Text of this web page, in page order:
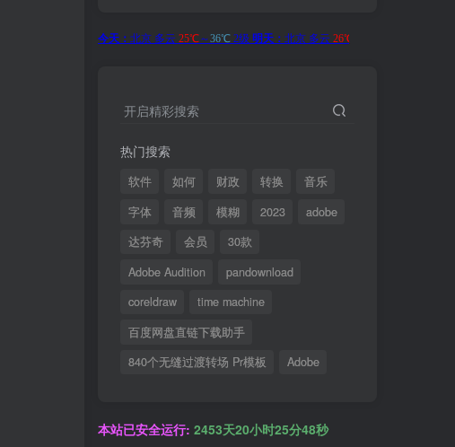
开启精彩搜索
热门搜索
软件 如何 财政 转换
音乐
字体
音频 模糊 2023
adobe
达芬奇
会员
30款
Adobe Audition
pandownload
coreldraw
time machine
百度网盘直链下载助手
840个无缝过渡转场 Pr模板
Adobe
本站已安全运行: 2453天20小时25分49秒